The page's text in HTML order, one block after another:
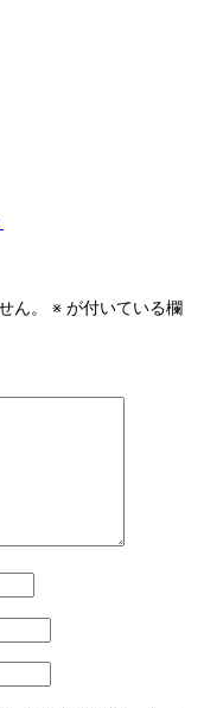
ん。 ※ が付いている欄